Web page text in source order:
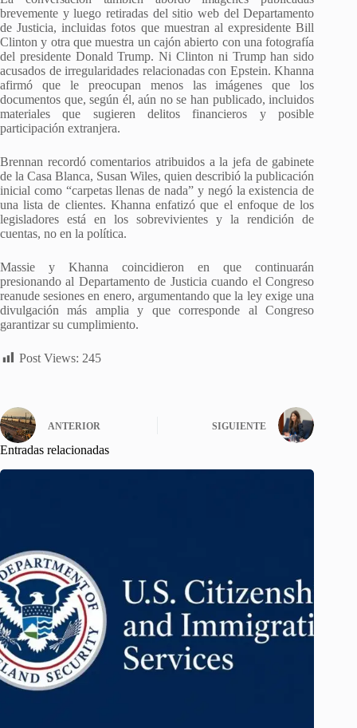
brevemente y luego retiradas del sitio web del Departamento
de Justicia, incluidas fotos que muestran al expresidente Bill
Clinton y otra que muestra un cajón abierto con una fotografía
del presidente Donald Trump. Ni Clinton ni Trump han sido
acusados de irregularidades relacionadas con Epstein. Khanna
afirmó que le preocupan menos las imágenes que los
documentos que, según él, aún no se han publicado, incluidos
materiales que sugieren delitos financieros y posible
participación extranjera.
Brennan recordó comentarios atribuidos a la jefa de gabinete
de la Casa Blanca, Susan Wiles, quien describió la publicación
inicial como “carpetas llenas de nada” y negó la existencia de
una lista de clientes. Khanna enfatizó que el enfoque de los
legisladores está en los sobrevivientes y la rendición de
cuentas, no en la política.
Massie y Khanna coincidieron en que continuarán
presionando al Departamento de Justicia cuando el Congreso
reanude sesiones en enero, argumentando que la ley exige una
divulgación más amplia y que corresponde al Congreso
garantizar su cumplimiento.
Post Views: 245
ANTERIOR SIGUIENTE
Entradas relacionadas